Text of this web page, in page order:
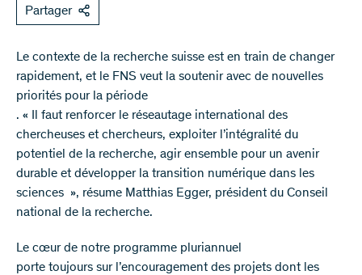
Partager
Le contexte de la recherche suisse est en train de changer
rapidement, et le FNS veut la soutenir avec de nouvelles
priorités pour la période
. « Il faut renforcer le réseautage international des
chercheuses et chercheurs, exploiter l’intégralité du
potentiel de la recherche, agir ensemble pour un avenir
durable et développer la transition numérique dans les
sciences », résume Matthias Egger, président du Conseil
national de la recherche.
Le cœur de notre programme pluriannuel
porte toujours sur l’encouragement des projets dont les